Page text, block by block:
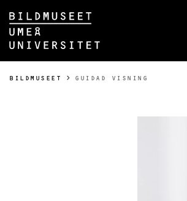
Hoppa direkt till innehållet
BILDMUSEET
GUIDAD VISNING